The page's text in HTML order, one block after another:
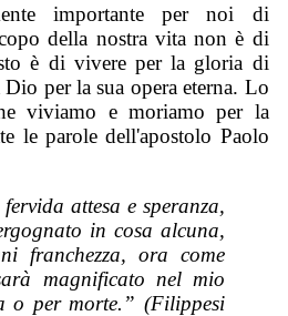
importante per noi di
della nostra vita non è di
è di vivere per la gloria di
Dio per la sua opera eterna. Lo
viviamo e moriamo per la
le parole dell'apostolo Paolo
attesa e speranza,
in cosa alcuna,
franchezza, ora come
magnificato nel mio
o per morte.” (Filippesi